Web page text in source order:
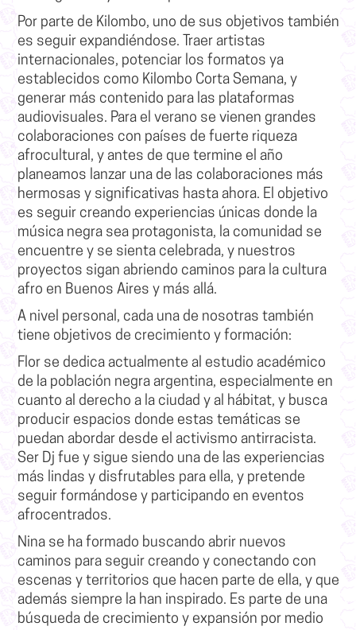
Por parte de Kilombo, uno de sus objetivos también
es seguir expandiéndose. Traer artistas
internacionales, potenciar los formatos ya
establecidos como Kilombo Corta Semana, y
generar más contenido para las plataformas
audiovisuales. Para el verano se vienen grandes
colaboraciones con países de fuerte riqueza
afrocultural, y antes de que termine el año
planeamos lanzar una de las colaboraciones más
hermosas y significativas hasta ahora. El objetivo
es seguir creando experiencias únicas donde la
música negra sea protagonista, la comunidad se
encuentre y se sienta celebrada, y nuestros
proyectos sigan abriendo caminos para la cultura
afro en Buenos Aires y más allá.
A nivel personal, cada una de nosotras también
tiene objetivos de crecimiento y formación:
Flor se dedica actualmente al estudio académico
de la población negra argentina, especialmente en
cuanto al derecho a la ciudad y al hábitat, y busca
producir espacios donde estas temáticas se
puedan abordar desde el activismo antirracista.
Ser Dj fue y sigue siendo una de las experiencias
más lindas y disfrutables para ella, y pretende
seguir formándose y participando en eventos
afrocentrados.
Nina se ha formado buscando abrir nuevos
caminos para seguir creando y conectando con
escenas y territorios que hacen parte de ella, y que
además siempre la han inspirado. Es parte de una
búsqueda de crecimiento y expansión por medio